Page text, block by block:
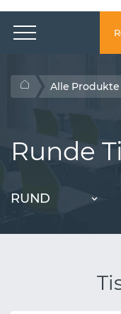
Alle Produkte
Runde
RUND